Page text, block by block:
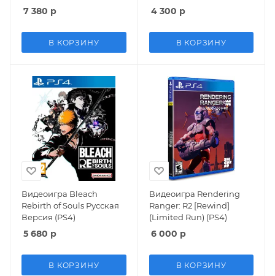
7 380 р
В КОРЗИНУ
4 300 р
В КОРЗИНУ
Видеоигра Bleach
Rebirth of Souls Русская
Версия (PS4)
5 680 р
В КОРЗИНУ
Видеоигра Rendering
Ranger: R2 [Rewind]
(Limited Run) (PS4)
6 000 р
В КОРЗИНУ